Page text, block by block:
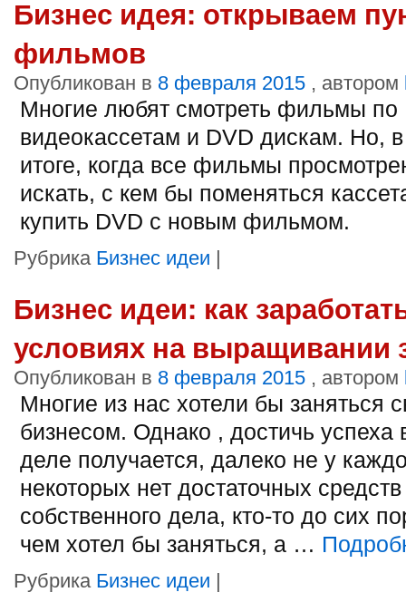
Бизнес идея: открываем
фильмов
Опубликован в 8 февраля 2015 , автором
Многие любят смотреть фильмы по
видеокассетам и DVD дискам. Но,
итоге, когда все фильмы
искать, с кем бы поменяться
купить DVD с новым фильмом.
Рубрика Бизнес идеи |
Бизнес идеи: как
условиях на выращивании
Опубликован в 8 февраля 2015 , автором
Многие из нас хотели бы заняться
бизнесом. Однако , достичь
деле получается, далеко не у
некоторых нет достаточных
собственного дела, кто-то до сих
чем хотел бы заняться, а …
Рубрика Бизнес идеи |